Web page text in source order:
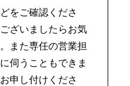
をご確認くださ
ざいましたらお気
また専任の営業担
伺うこともできま
申し付けくださ